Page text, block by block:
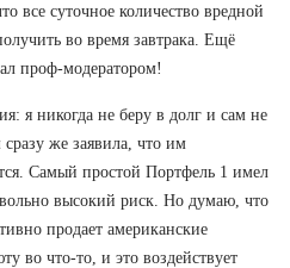
все суточное количество вредной
во время завтрака. Ещё
проф-модератором!
я никогда не беру в долг и сам не
же заявила, что им
Самый простой Портфель 1 имел
высокий риск. Но думаю, что
продает американские
во что-то, и это воздействует